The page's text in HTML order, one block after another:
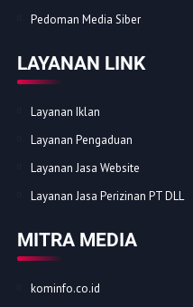
Pedoman Media Siber
LAYANAN LINK
Layanan Iklan
Layanan Pengaduan
Layanan Jasa Website
Layanan Jasa Perizinan PT DLL
MITRA MEDIA
kominfo.co.id